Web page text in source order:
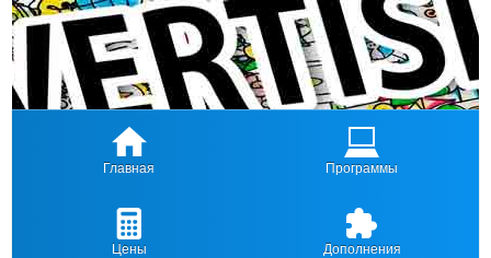
Главная Программы
Цены Дополнения